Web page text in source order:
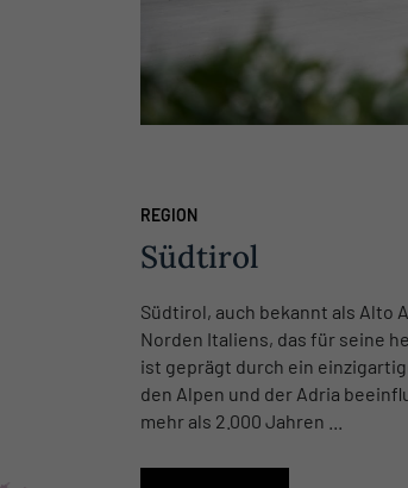
REGION
Südtirol
Südtirol, auch bekannt als Alto
Norden Italiens, das für seine
ist geprägt durch ein
den Alpen und der Adria
mehr als 2.000 Jahren ...